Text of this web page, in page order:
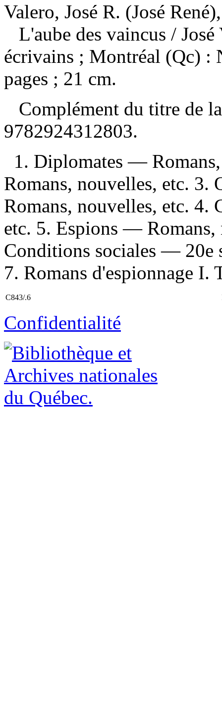
Valero, José R. (José
L'aube des vaincus /
écrivains ; Montréal (Qc)
pages ; 21 cm.
Complément du titre de
9782924312803.
1. Diplomates —
Romans, nouvelles, etc.
Romans, nouvelles, etc.
etc. 5. Espions —
Conditions sociales — 20e
7. Romans d'espionnage I.
C843/.6
Confidentialité